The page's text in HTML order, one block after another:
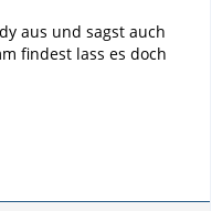
aus und sagst auch
findest lass es doch